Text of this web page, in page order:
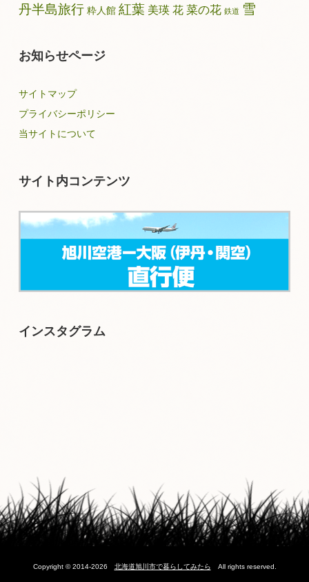
丹半島旅行 粋人館 紅葉 美瑛 花 菜の花 鉄道 雪
お知らせページ
サイトマップ
プライバシーポリシー
当サイトについて
サイト内コンテンツ
インスタグラム
Copyright © 2014-2026 北海道旭川市で暮らしてみたら All rights reserved.